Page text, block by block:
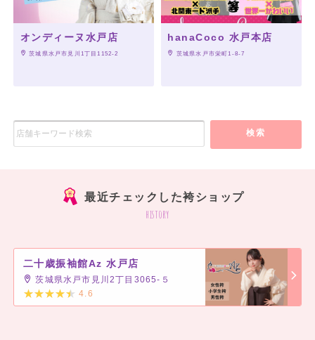
オンディーヌ水戸店
茨城県水戸市見川1丁目1152-2
hanaCoco 水戸本店
茨城県水戸市栄町1-8-7
検索
最近チェックした袴ショップ
history
二十歳振袖館Az 水戸店
茨城県水戸市見川2丁目3065-５
4.6